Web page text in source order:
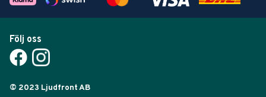
Följ oss
© 2023 Ljudfront AB